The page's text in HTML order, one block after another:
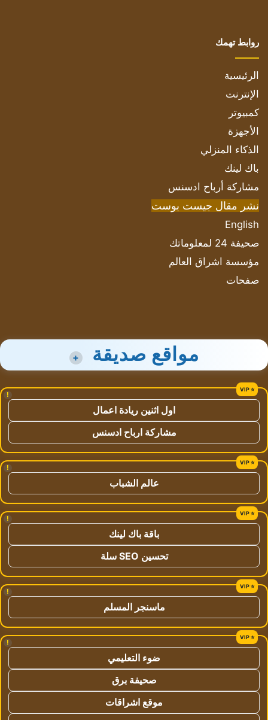
روابط تهمك
الرئيسية
الإنترنت
كمبيوتر
الأجهزة
الذكاء المنزلي
باك لينك
مشاركة أرباح ادسنس
نشر مقال جيست بوست
English
صحيفة 24 لمعلوماتك
مؤسسة اشراق العالم
صفحات
مواقع صديقة +
!
اول اثنين ريادة اعمال
مشاركة ارباح ادسنس
!
عالم الشباب
!
باقة باك لينك
تحسين SEO سلة
!
ماسنجر المسلم
!
ضوء التعليمي
صحيفة برق
موقع اشراقات